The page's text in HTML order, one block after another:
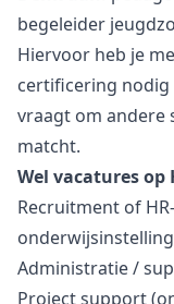
begeleider
Hiervoor heb je
certificering nodig
vraagt om andere
matcht.
Wel vacatures
Recruitment of
Administratie /
Project support